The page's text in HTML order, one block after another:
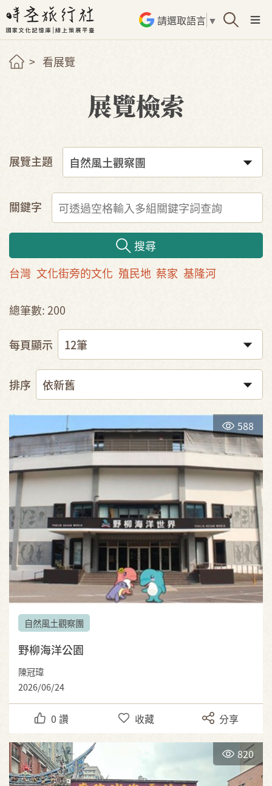
請選取語言 ▼
看展覽
展覽檢索
展覽主題
關鍵字
搜尋
台灣 文化街旁的文化 殖民地 蔡家 基隆河
總筆數: 200
每頁顯示
排序
588
自然風土觀察團
野柳海洋公園
陳冠瑋
2026/06/24
0 讚 收藏 分享
820